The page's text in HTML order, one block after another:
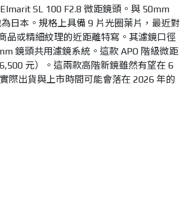
SL 100 F2.8 微距鏡頭。與 50mm
日本。規格上具備 9 片光圈葉片，最近對
品或精細紋理的近距離特寫。其濾鏡口徑
鏡頭共用濾鏡系統。這款 APO 階級微距
元）。這兩款高階新鏡雖然有望在 6
際出貨與上市時間可能會落在 2026 年的